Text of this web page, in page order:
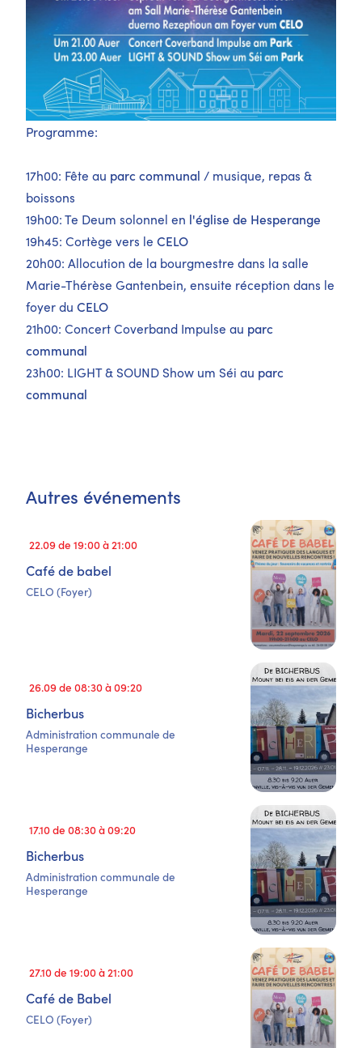
Programme:
17h00: Fête au parc communal / musique, repas &
boissons
19h00: Te Deum solonnel en l'église de Hesperange
19h45: Cortège vers le CELO
20h00: Allocution de la bourgmestre dans la salle
Marie-Thérèse Gantenbein, ensuite réception dans le
foyer du CELO
21h00: Concert Coverband Impulse au parc
communal
23h00: LIGHT & SOUND Show um Séi au parc
communal
Autres événements
22.09 de 19:00 à 21:00
Café de babel
CELO (Foyer)
26.09 de 08:30 à 09:20
Bicherbus
Administration communale de
Hesperange
17.10 de 08:30 à 09:20
Bicherbus
Administration communale de
Hesperange
27.10 de 19:00 à 21:00
Café de Babel
CELO (Foyer)